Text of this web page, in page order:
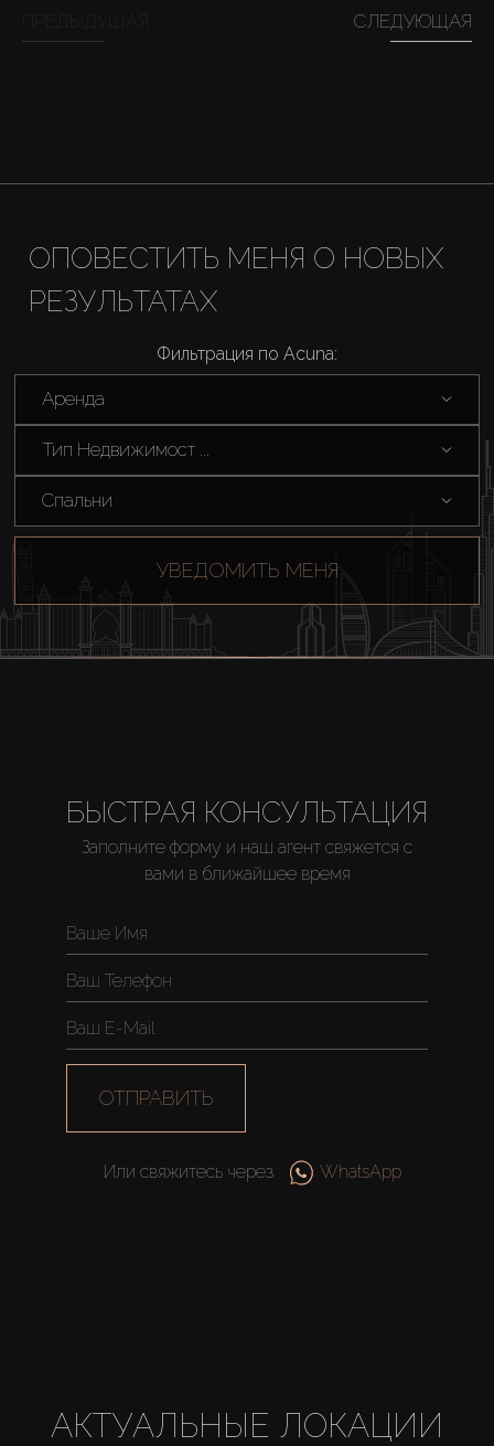
Агенты
СЛЕДУЮЩАЯ
ОПОВЕСТИТЬ МЕНЯ О НОВЫХ
РЕЗУЛЬТАТАХ
Фильтрация по Acuna:
Аренда
Тип Недвижимост ...
Спальни
УВЕДОМИТЬ МЕНЯ
БЫСТРАЯ КОНСУЛЬТАЦИЯ
Заполните форму и наш агент свяжется с
вами в ближайшее время
ОТПРАВИТЬ
Или свяжитесь через WhatsApp
АКТУАЛЬНЫЕ ЛОКАЦИИ